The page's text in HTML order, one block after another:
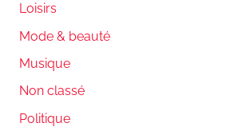
Loisirs
Mode & beauté
Musique
Non classé
Politique